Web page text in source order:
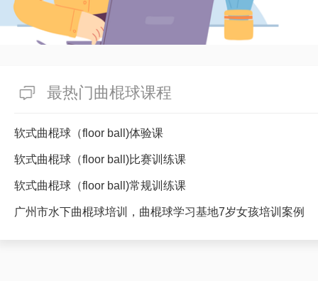
最热门曲棍球课程
软式曲棍球（floor ball)体验课
软式曲棍球（floor ball)比赛训练课
软式曲棍球（floor ball)常规训练课
广州市水下曲棍球培训，曲棍球学习基地7岁女孩培训案例